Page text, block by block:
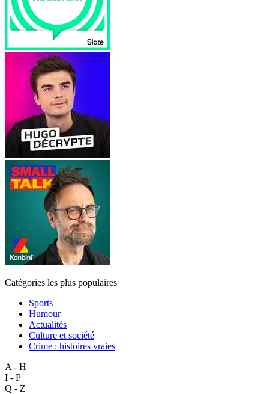
Catégories les plus populaires
Sports
Humour
Actualités
Culture et société
Crime : histoires vraies
A - H
I - P
Q - Z